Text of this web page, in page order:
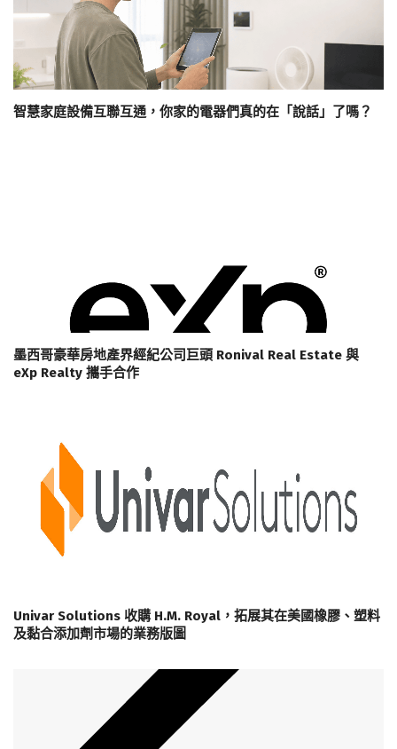
智慧家庭設備互聯互通，你家的電器們真的在「說話」了嗎？
墨西哥豪華房地產界經紀公司巨頭 Ronival Real Estate 與
eXp Realty 攜手合作
Univar Solutions 收購 H.M. Royal，拓展其在美國橡膠、塑料
及黏合添加劑市場的業務版圖